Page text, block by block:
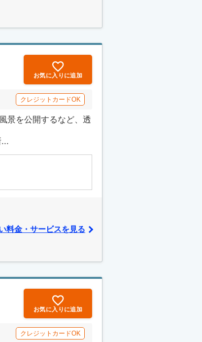
お気に入りに追加
クレジットカードOK
景を公開するなど、透
料金・サービスを見る
お気に入りに追加
クレジットカードOK